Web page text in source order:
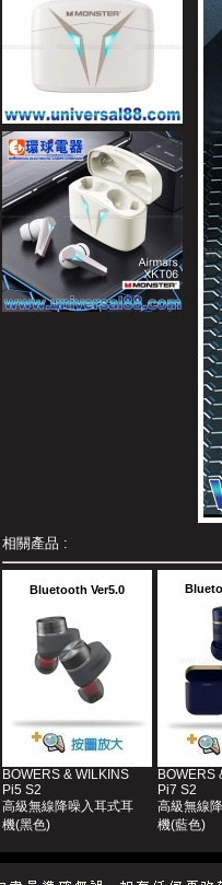
相關產品 :
Bluetooth Ver5.0
BOWERS & WILKINS
Pi5 S2
高級無線降噪入耳式耳
機(黑色)
BOWERS
Pi7 S2
高級無線
機(藍色)